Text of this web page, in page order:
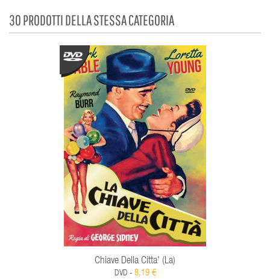
30 PRODOTTI DELLA STESSA CATEGORIA
Chiave Della Citta' (La)
DVD - 8,19 €